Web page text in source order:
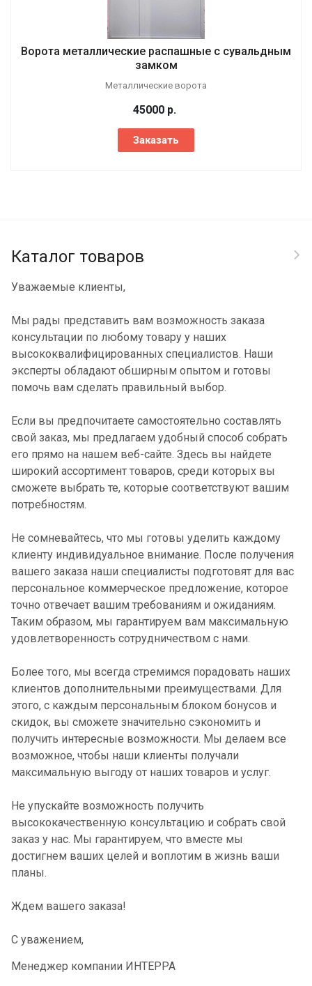
Ворота металлические распашные с сувальдным
замком
Металлические ворота
45000 р.
Заказать
Каталог товаров
Уважаемые клиенты,
Мы рады представить вам возможность заказа
консультации по любому товару у наших
высококвалифицированных специалистов. Наши
эксперты обладают обширным опытом и готовы
помочь вам сделать правильный выбор.
Если вы предпочитаете самостоятельно составлять
свой заказ, мы предлагаем удобный способ собрать
его прямо на нашем веб-сайте. Здесь вы найдете
широкий ассортимент товаров, среди которых вы
сможете выбрать те, которые соответствуют вашим
потребностям.
Не сомневайтесь, что мы готовы уделить каждому
клиенту индивидуальное внимание. После получения
вашего заказа наши специалисты подготовят для вас
персональное коммерческое предложение, которое
точно отвечает вашим требованиям и ожиданиям.
Таким образом, мы гарантируем вам максимальную
удовлетворенность сотрудничеством с нами.
Более того, мы всегда стремимся порадовать наших
клиентов дополнительными преимуществами. Для
этого, с каждым персональным блоком бонусов и
скидок, вы сможете значительно сэкономить и
получить интересные возможности. Мы делаем все
возможное, чтобы наши клиенты получали
максимальную выгоду от наших товаров и услуг.
Не упускайте возможность получить
высококачественную консультацию и собрать свой
заказ у нас. Мы гарантируем, что вместе мы
достигнем ваших целей и воплотим в жизнь ваши
планы.
Ждем вашего заказа!
С уважением,
Менеджер компании ИНТЕРРА